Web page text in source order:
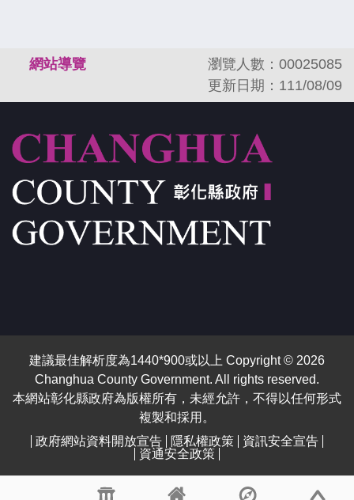
網站導覽
瀏覽人數：00025085
更新日期：111/08/09
建議最佳解析度為1440*900或以上 Copyright © 2026
Changhua County Government. All rights reserved.
本網站彰化縣政府為版權所有，未經允許，不得以任何形式
複製和採用。
政府網站資料開放宣告
隱私權政策
資訊安全宣告
資通安全政策